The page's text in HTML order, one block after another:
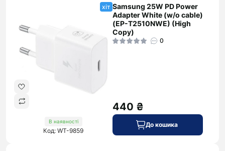
хіт
В наявності
Код: WT-9859
Samsung 25W PD Power
Adapter White (w/o cable)
(EP-T2510NWE) (High
Copy)
0
440 ₴
До кошика